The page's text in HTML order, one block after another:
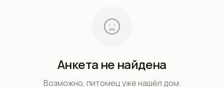
Анкета не найдена
Возможно, питомец уже нашёл дом.